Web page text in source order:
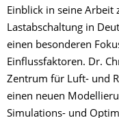
Einblick in seine Arbeit
Lastabschaltung in
einen besonderen
Einflussfaktoren. Dr.
Zentrum für Luft- und
einen neuen
Simulations- und